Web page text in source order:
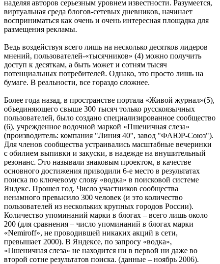
наделяя авторов серьезным уровнем известности. Разумеется,
виртуальная среда блогов-сетевых дневников, начинает
восприниматься как очень и очень интересная площадка для
размещения рекламы.
Ведь воздействуя всего лишь на несколько десятков лидеров
мнений, пользователей-«тысячников» (4) можно получить
доступ к десяткам, а быть может и сотням тысяч
потенциальных потребителей. Однако, это просто лишь на
бумаге. В реальности, все гораздо сложнее.
Более года назад, в пространстве портала «Живой журнал»(5),
объединяющего свыше 300 тысяч только русскоязычных
пользователей, было создано специализированное сообщество
(6), учрежденное водочной маркой «Пшеничная слеза»
(производитель: компания "Линия 40", завод "ФАЮР-Союз").
Для членов сообщества устраивались масштабные вечеринки
с обилием выпивки и закуски, в надежде на внушительный
резонанс. Это называли знаковым проектом, в качестве
основного достижения приводили 6-е место в результатах
поиска по ключевому слову «водка» в поисковой системе
Яндекс. Прошел год. Число участников сообщества
ненамного превысило 300 человек (и это количество
пользователей из нескольких крупных городов России).
Количество упоминаний марки в блогах – всего лишь около
200 (для сравнения – число упоминаний в блогах марки
«Nemiroff», не проводившей никаких акций в сети,
превышает 2000). В Яндексе, по запросу «водка»,
«Пшеничная слеза» не находится ни в первой ни даже во
второй сотне результатов поиска. (данные – ноябрь 2006).